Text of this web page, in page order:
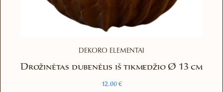
DEKORO ELEMENTAI
Drožinėtas dubenėlis iš tikmedžio Ø 13 cm
12.00 €